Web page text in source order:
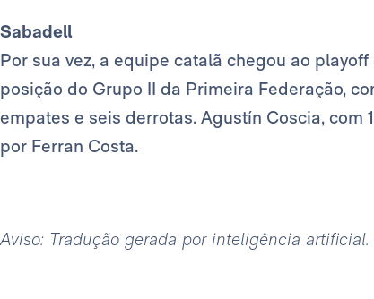
Sabadell
Por sua vez, a equipe catalã chegou ao
posição do Grupo II da Primeira Federação,
empates e seis derrotas. Agustín Coscia,
por Ferran Costa.
Aviso: Tradução gerada por inteligência